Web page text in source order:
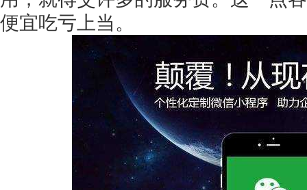
便宜吃亏上当。
1万个想法不如1次的方案落地
扫码添加[商务总监]沟通方案
扫码沟通